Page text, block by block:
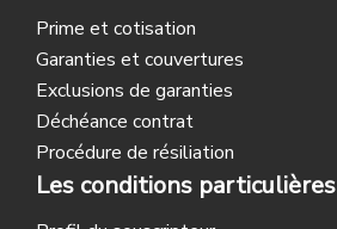
Prime et cotisation
Garanties et couvertures
Exclusions de garanties
Déchéance contrat
Procédure de résiliation
Les conditions particulières